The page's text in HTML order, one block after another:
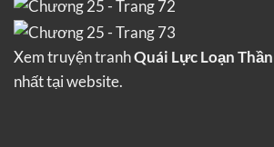
Xem truyện tranhQuái Lực Loạn Thần
nhất tại website.